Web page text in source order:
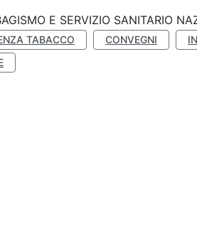
E SERVIZIO SANITARIO
TABACCO CONVEGNI